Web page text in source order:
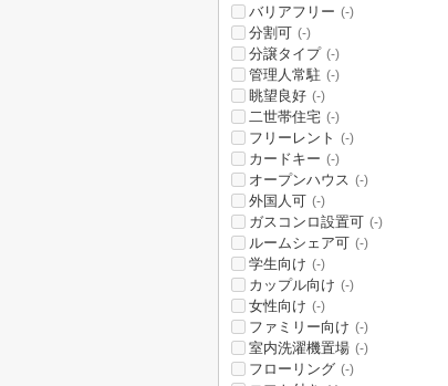
バリアフリー (-)
分割可 (-)
分譲タイプ (-)
管理人常駐 (-)
眺望良好 (-)
二世帯住宅 (-)
フリーレント (-)
カードキー (-)
オープンハウス (-)
外国人可 (-)
ガスコンロ設置可 (-)
ルームシェア可 (-)
学生向け (-)
カップル向け (-)
女性向け (-)
ファミリー向け (-)
室内洗濯機置場 (-)
フローリング (-)